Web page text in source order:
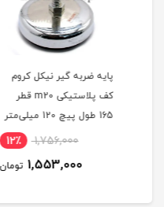
پایه ضربه گیر نیکل کروم
کف پلاستیکی m20 قطر
165 طول پیچ 120 میلی‌متر
1,756,000 12٪
1,553,000 تومان